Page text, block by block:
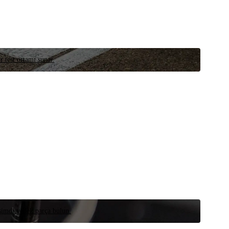
test ortamı sunar.
yedek parça bulun.